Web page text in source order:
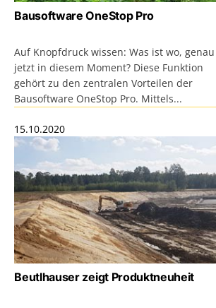
Bausoftware OneStop Pro
Auf Knopfdruck wissen: Was ist wo, genau
jetzt in diesem Moment? Diese Funktion
gehört zu den zentralen Vorteilen der
Bausoftware OneStop Pro. Mittels...
15.10.2020
Beutlhauser zeigt Produktneuheit